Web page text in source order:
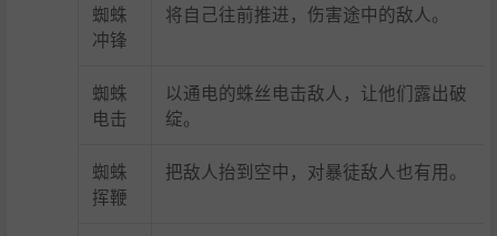
蜘蛛
冲锋
将自己往前推进，伤害途中的敌人。
蜘蛛
电击
以通电的蛛丝电击敌人，让他们露出破
绽。
蜘蛛
挥鞭
把敌人抬到空中，对暴徒敌人也有用。